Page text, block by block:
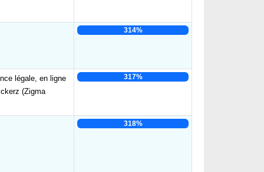
314%
légale, en ligne
(Zigma
317%
318%